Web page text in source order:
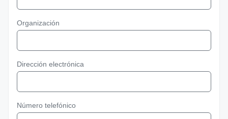
Organización
Dirección electrónica
Número telefónico